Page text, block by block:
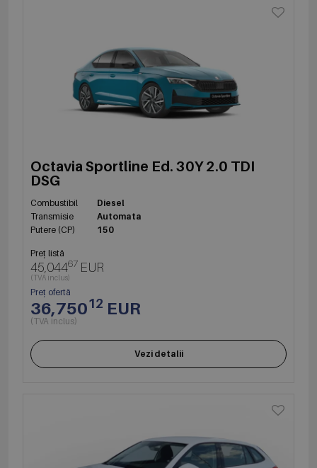
Octavia Sportline Ed. 30Y 2.0 TDI
DSG
Combustibil
Diesel
Transmisie
Automata
Putere (CP)
150
Preț listă
45,04467 EUR
(TVA inclus)
Preț ofertă
36,75012 EUR
(TVA inclus)
Vezi detalii